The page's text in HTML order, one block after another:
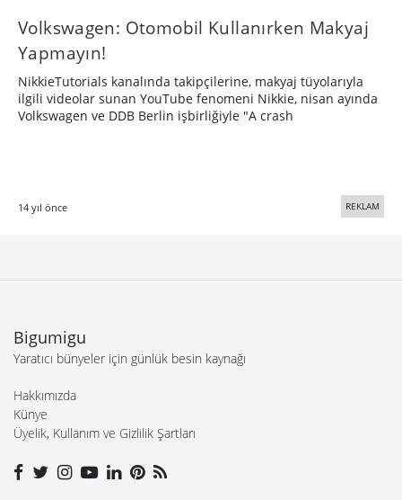
Volkswagen: Otomobil Kullanırken Makyaj
Yapmayın!
NikkieTutorials kanalında takipçilerine, makyaj tüyolarıyla
ilgili videolar sunan YouTube fenomeni Nikkie, nisan ayında
Volkswagen ve DDB Berlin işbirliğiyle "A crash
14 yıl önce REKLAM
Bigumigu
Yaratıcı bünyeler için günlük besin kaynağı
Hakkımızda
Künye
Üyelik, Kullanım ve Gizlilik Şartları